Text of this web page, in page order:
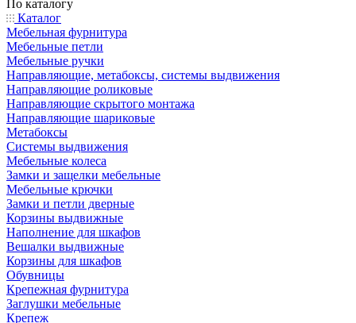
По каталогу
Каталог
Мебельная фурнитура
Мебельные петли
Мебельные ручки
Направляющие, метабоксы, системы выдвижения
Направляющие роликовые
Направляющие скрытого монтажа
Направляющие шариковые
Метабоксы
Системы выдвижения
Мебельные колеса
Замки и защелки мебельные
Мебельные крючки
Замки и петли дверные
Корзины выдвижные
Наполнение для шкафов
Вешалки выдвижные
Корзины для шкафов
Обувницы
Крепежная фурнитура
Заглушки мебельные
Крепеж